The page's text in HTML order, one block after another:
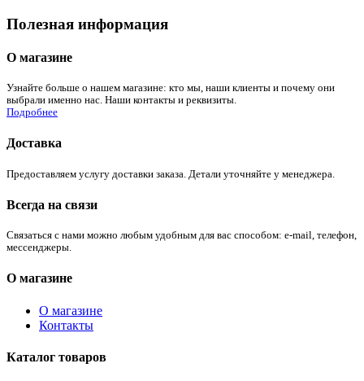
Полезная информация
О магазине
Узнайте больше о нашем магазине: кто мы, наши клиенты и почему они
выбрали именно нас. Наши контакты и реквизиты.
Подробнее
Доставка
Предоставляем услугу доставки заказа. Детали уточняйте у менеджера.
Всегда на связи
Связаться с нами можно любым удобным для вас способом: e-mail, телефон,
мессенджеры.
О магазине
О магазине
Контакты
Каталог товаров